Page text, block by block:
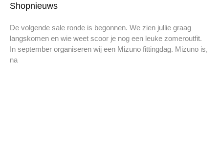
Shopnieuws
De volgende sale ronde is begonnen. We zien jullie graag
langskomen en wie weet scoor je nog een leuke zomeroutfit.
In september organiseren wij een Mizuno fittingdag. Mizuno is,
na